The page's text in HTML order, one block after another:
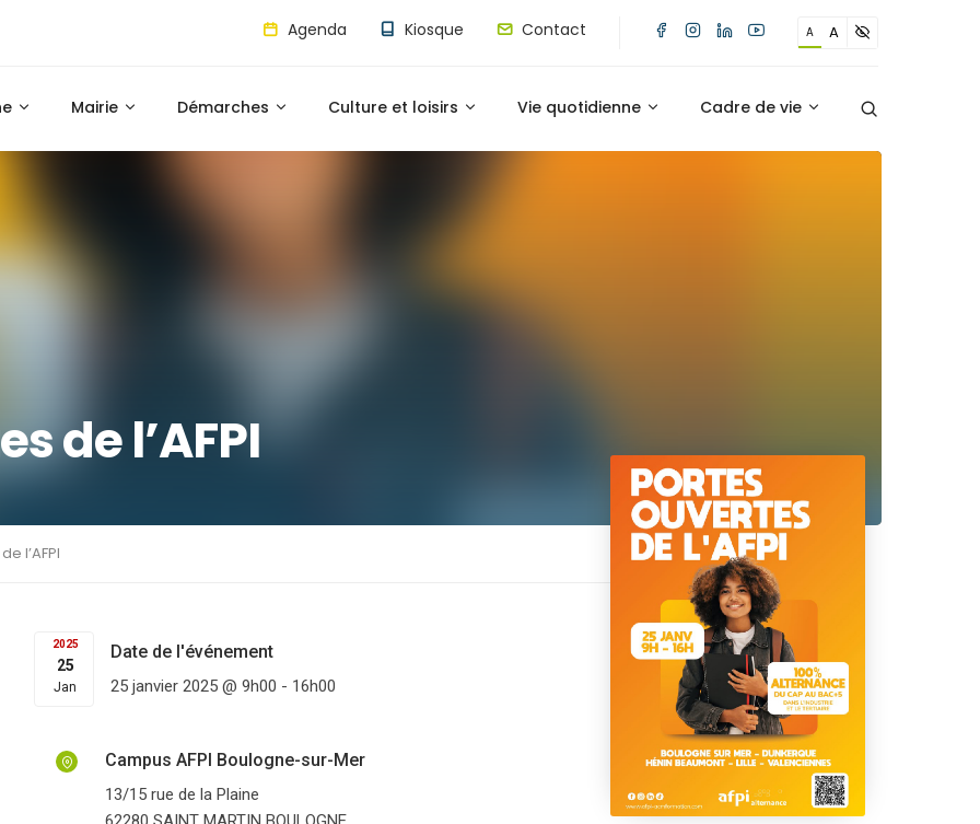
Agenda Kiosque Contact A A
Mairie Démarches Culture et loisirs Vie quotidienne Cadre de vie
de l’AFPI
l’AFPI
2025
25
Jan
Date de l'événement
25 janvier 2025 @ 9h00 - 16h00
Campus AFPI Boulogne-sur-Mer
13/15 rue de la Plaine